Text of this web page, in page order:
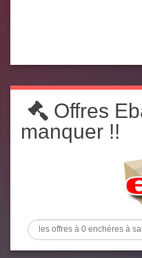
Offres
manquer !!